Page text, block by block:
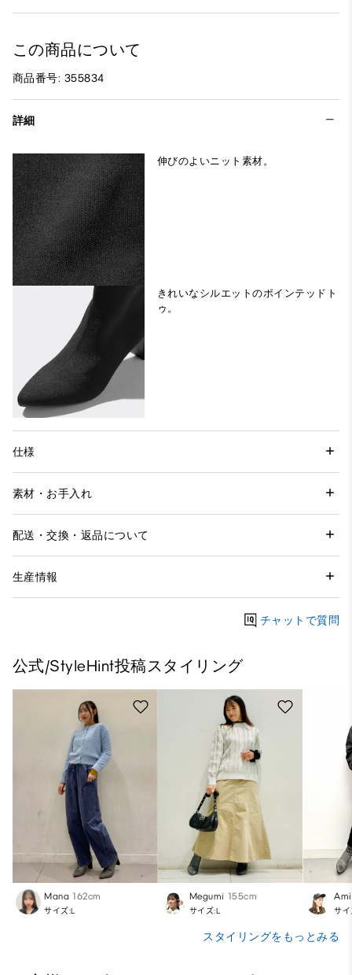
この商品について
商品番号: 355834
詳細
伸びのよいニット素材。
きれいなシルエットのポインテッドト
ゥ。
仕様
素材・お手入れ
配送・交換・返品について
生産情報
チャットで質問
公式/StyleHint投稿スタイリング
Mana 162cm
サイズ:L
Megumi 155cm
サイズ:L
Ami
サ
スタイリングをもっとみる